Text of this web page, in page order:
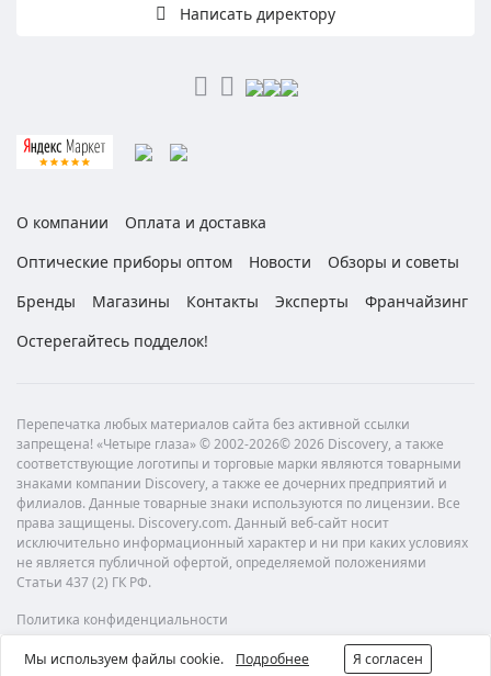
Написать директору
О компании
Оплата и доставка
Оптические приборы оптом
Новости
Обзоры и советы
Бренды
Магазины Контакты Эксперты
Франчайзинг
Остерегайтесь подделок!
Перепечатка любых материалов сайта без активной ссылки
запрещена! «Четыре глаза» © 2002-2026© 2026 Discovery, а также
соответствующие логотипы и торговые марки являются товарными
знаками компании Discovery, а также ее дочерних предприятий и
филиалов. Данные товарные знаки используются по лицензии. Все
права защищены. Discovery.com. Данный веб-сайт носит
исключительно информационный характер и ни при каких условиях
не является публичной офертой, определяемой положениями
Статьи 437 (2) ГК РФ.
Политика конфиденциальности
Мы используем файлы cookie. Подробнее Я согласен